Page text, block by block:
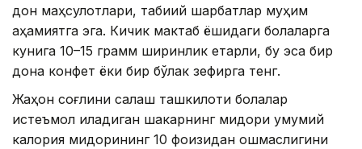
дон маҳсулотлари, табиий шарбатлар муҳим
аҳамиятга эга. Кичик мактаб ёшидаги болаларга
кунига 10–15 грамм ширинлик етарли, бу эса бир
дона конфет ёки бир бўлак зефирга тенг.
Жаҳон соғлиқни сақлаш ташкилоти болалар
истеъмол қиладиган шакарнинг миқдори умумий
калория миқдорининг 10 фоизидан ошмаслигини